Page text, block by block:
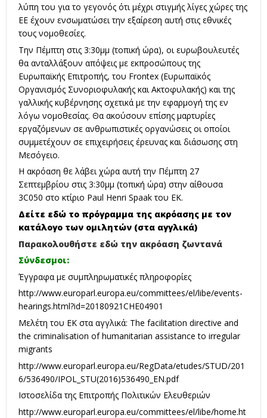
λύπη του για το γεγονός ότι μέχρι στιγμής λίγες χώρες της
ΕΕ έχουν ενσωματώσει την εξαίρεση αυτή στις εθνικές
τους νομοθεσίες.
Την Πέμπτη στις 3:30μμ (τοπική ώρα), οι ευρωβουλευτές
θα ανταλλάξουν απόψεις με εκπροσώπους της
Ευρωπαϊκής Επιτροπής, του Frontex (Ευρωπαϊκός
Οργανισμός Συνοριοφυλακής και Ακτοφυλακής) και της
γαλλικής κυβέρνησης σχετικά με την εφαρμογή της εν
λόγω νομοθεσίας. Θα ακούσουν επίσης μαρτυρίες
εργαζόμενων σε ανθρωπιστικές οργανώσεις οι οποίοι
συμμετέχουν σε επιχειρήσεις έρευνας και διάσωσης στη
Μεσόγειο.
Η ακρόαση θε λάβει χώρα αυτή την Πέμπτη 27
Σεπτεμβρίου στις 3:30μμ (τοπική ώρα) στην αίθουσα
3C050 στο κτίριο Paul Henri Spaak του ΕΚ.
Δείτε εδώ το πρόγραμμα της ακρόασης με τον
κατάλογο των ομιλητών (στα αγγλικά)
Παρακολουθήστε εδώ την ακρόαση ζωντανά
Σύνδεσμοι:
Έγγραφα με συμπληρωματικές πληροφορίες
http://www.europarl.europa.eu/committees/el/libe/events-
hearings.html?id=20180921CHE04901
Μελέτη του ΕΚ στα αγγλικά: Τhe facilitation directive and
the criminalisation of humanitarian assistance to irregular
migrants
http://www.europarl.europa.eu/RegData/etudes/STUD/201
6/536490/IPOL_STU(2016)536490_EN.pdf
Ιστοσελίδα της Επιτροπής Πολιτικών Ελευθεριών
http://www.europarl.europa.eu/committees/el/libe/home.ht